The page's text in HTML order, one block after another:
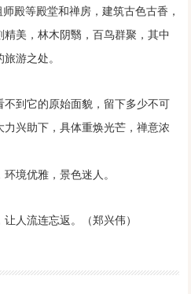
殿等殿堂和禅房，建筑古色古香，
美，林木阴翳，百鸟群聚，其中
游之处。
到它的原始面貌，留下多少不可
兴助下，具体重焕光芒，禅意浓
境优雅，景色迷人。
人流连忘返。（郑兴伟）